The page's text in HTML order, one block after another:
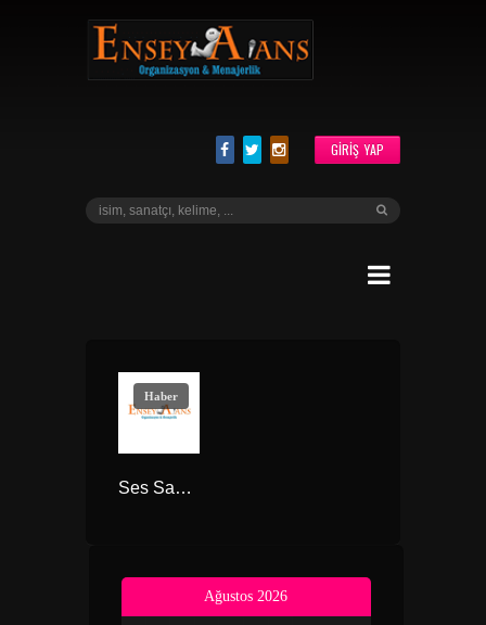
GIRIŞ YAP
Haber
Ses Sahne Işık Sistemleri
Ağustos 2026